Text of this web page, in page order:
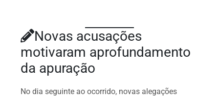
Novas acusações
motivaram aprofundamento
da apuração
No dia seguinte ao ocorrido, novas alegações